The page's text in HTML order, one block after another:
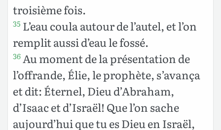
troisième fois.
35 L’eau coula autour de l’autel, et l’on
remplit aussi d’eau le fossé.
36Au moment de la présentation de
l’offrande, Élie, le prophète, s’avança
et dit: Éternel, Dieu d’Abraham,
d’Isaac et d’Israël! Que l’on sache
aujourd’hui que tu es Dieu en Israël,